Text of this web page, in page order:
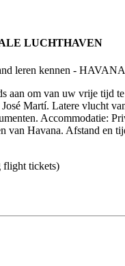
LUCHTHAVEN
aan om van uw vrije tijd
Martí. Latere vlucht
Accommodatie:
van Havana. Afstand
flight tickets)